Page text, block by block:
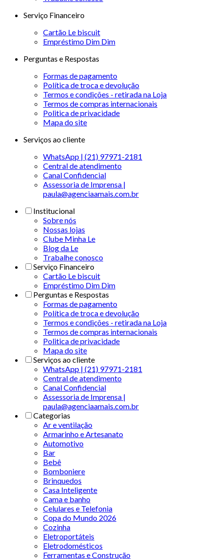
Serviço Financeiro
Cartão Le biscuit
Empréstimo Dim Dim
Perguntas e Respostas
Formas de pagamento
Política de troca e devolução
Termos e condições - retirada na Loja
Termos de compras internacionais
Politica de privacidade
Mapa do site
Serviços ao cliente
WhatsApp | (21) 97971-2181
Central de atendimento
Canal Confidencial
Assessoria de Imprensa |
paula@agenciaamais.com.br
Institucional
Sobre nós
Nossas lojas
Clube Minha Le
Blog da Le
Trabalhe conosco
Serviço Financeiro
Cartão Le biscuit
Empréstimo Dim Dim
Perguntas e Respostas
Formas de pagamento
Política de troca e devolução
Termos e condições - retirada na Loja
Termos de compras internacionais
Politica de privacidade
Mapa do site
Serviços ao cliente
WhatsApp | (21) 97971-2181
Central de atendimento
Canal Confidencial
Assessoria de Imprensa |
paula@agenciaamais.com.br
Categorias
Ar e ventilação
Armarinho e Artesanato
Automotivo
Bar
Bebê
Bomboniere
Brinquedos
Casa Inteligente
Cama e banho
Celulares e Telefonia
Copa do Mundo 2026
Cozinha
Eletroportáteis
Eletrodomésticos
Ferramentas e Construção